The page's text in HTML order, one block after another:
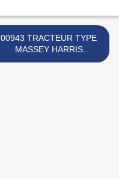
00943 TRACTEUR TYPE
MASSEY HARRIS
TROTTEUR AVEC